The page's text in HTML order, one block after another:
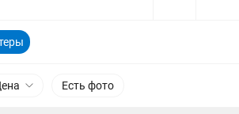
Есть фото